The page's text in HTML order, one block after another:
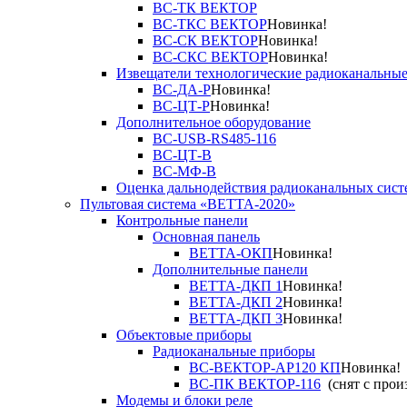
ВС-ТК ВЕКТОР
ВС-ТКС ВЕКТОРНовинка!
ВС-СК ВЕКТОРНовинка!
ВС-СКС ВЕКТОРНовинка!
Извещатели технологические радиоканальные
ВС-ДА-РНовинка!
ВС-ЦТ-РНовинка!
Дополнительное оборудование
ВС-USB-RS485-116
ВС-ЦТ-В
ВС-МФ-В
Оценка дальнодействия радиоканальных
Пультовая система «ВЕТТА-2020»
Контрольные панели
Основная панель
ВЕТТА-ОКПНовинка!
Дополнительные панели
ВЕТТА-ДКП 1Новинка!
ВЕТТА-ДКП 2Новинка!
ВЕТТА-ДКП 3Новинка!
Объектовые приборы
Радиоканальные приборы
ВС-ВЕКТОР-АР120 КПНовинка!
ВС-ПК ВЕКТОР-116 (снят с
Модемы и блоки реле